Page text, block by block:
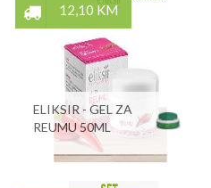
12,10 KM
ELIKSIR - GEL ZA
REUMU 50ML